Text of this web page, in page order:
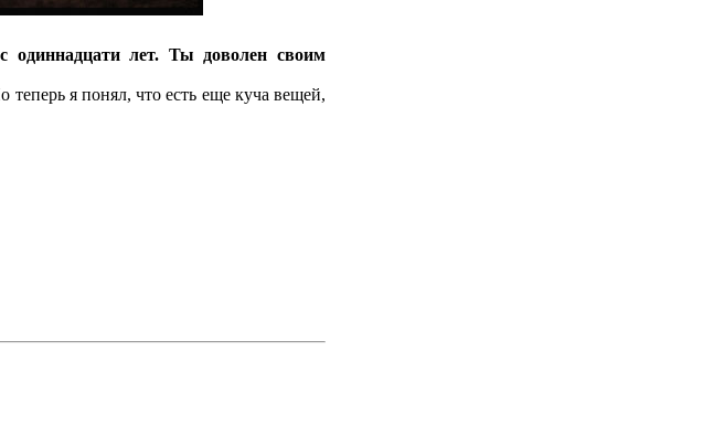
одиннадцати лет. Ты доволен своим
я понял, что есть еще куча вещей,